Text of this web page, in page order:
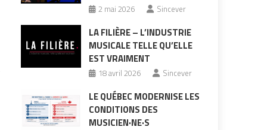
2 mai 2026 Sincever
LA FILIÈRE – L’INDUSTRIE
MUSICALE TELLE QU’ELLE
EST VRAIMENT
18 avril 2026 Sincever
LE QUÉBEC MODERNISE LES
CONDITIONS DES
MUSICIEN·NE·S